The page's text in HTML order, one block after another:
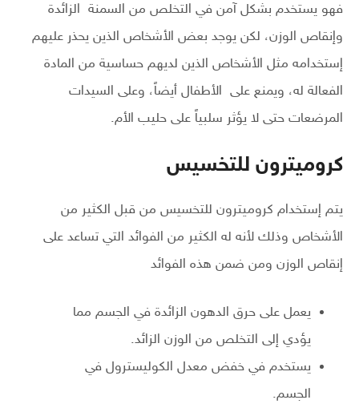
فهو يستخدم بشكل آمن في التخلص من السمنة الزائدة
وإنقاص الوزن، لكن يوجد بعض الأشخاص الذين يحذر عليهم
إستخدامه مثل الأشخاص الذين لديهم حساسية من المادة
الفعالة له، ويمنع على الأطفال أيضاً، وعلى السيدات
المرضعات حتى لا يؤثر سلبياً على حليب الأم.
كروميترون للتخسيس
يتم إستخدام كروميترون للتخسيس من قبل الكثير من
الأشخاص وذلك لأنه له الكثير من الفوائد التي تساعد على
إنقاص الوزن ومن ضمن هذه الفوائد
يعمل على حرق الدهون الزائدة في الجسم مما
يؤدي إلى التخلص من الوزن الزائد.
يستخدم في خفض معدل الكوليسترول في
الجسم.